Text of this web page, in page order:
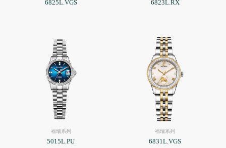
6825L.VGS 6823L.RX
福瑞系列
5015L.PU
福瑞系列
6831L.VGS